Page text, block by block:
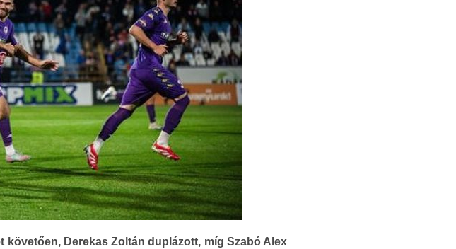
Derekas Zoltán duplázott, míg Szabó Alex